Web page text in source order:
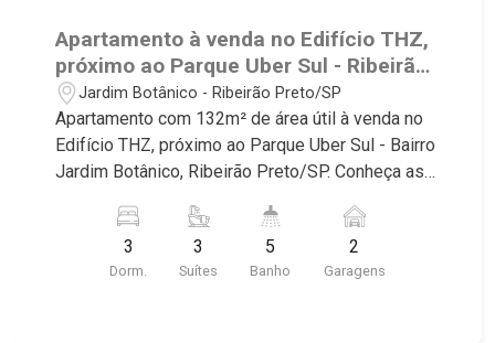
Apartamento à venda no Edifício THZ,
próximo ao Parque Uber Sul - Ribeirão
Preto/SP.
Jardim Botânico - Ribeirão Preto/SP
Apartamento com 132m² de área útil à venda no
Edifício THZ, próximo ao Parque Uber Sul - Bairro
Jardim Botânico, Ribeirão Preto/SP. Conheça as
Imobiliária selecionou para você: - 132m² de área
útil - 3 suítes - Sala 2 ambientes - Lavabo -
Cozinha - Área de serviço - Banheiro de serviço -
3
Dorm.
3
Suítes
5
Banho
2
Garagens